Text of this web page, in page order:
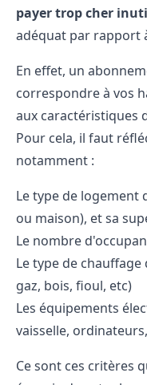
payer trop cher
adéquat par rapport
En effet, un
correspondre à vos
aux caractéristiques
Pour cela, il faut
notamment :
Le type de logement
ou maison), et sa
Le nombre
Le type de
gaz, bois, fioul, etc)
Les équipements
vaisselle,
Ce sont ces critères